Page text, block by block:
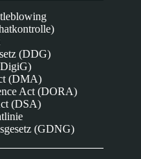
(DDG)
(DMA)
Act (DORA)
(DSA)
(GDNG)